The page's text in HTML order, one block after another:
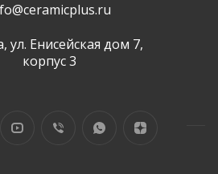
ул. Енисейская дом 7,
корпус 3